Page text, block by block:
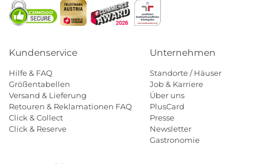
Kundenservice
Hilfe & FAQ
Größentabellen
Versand & Lieferung
Retouren & Reklamationen FAQ
Click & Collect
Click & Reserve
Unternehmen
Standorte / Häuser
Job & Karriere
Über uns
PlusCard
Presse
Newsletter
Gastronomie